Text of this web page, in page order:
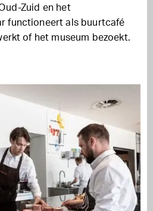
Zuid en het
functioneert als buurtcafé
of het museum bezoekt.